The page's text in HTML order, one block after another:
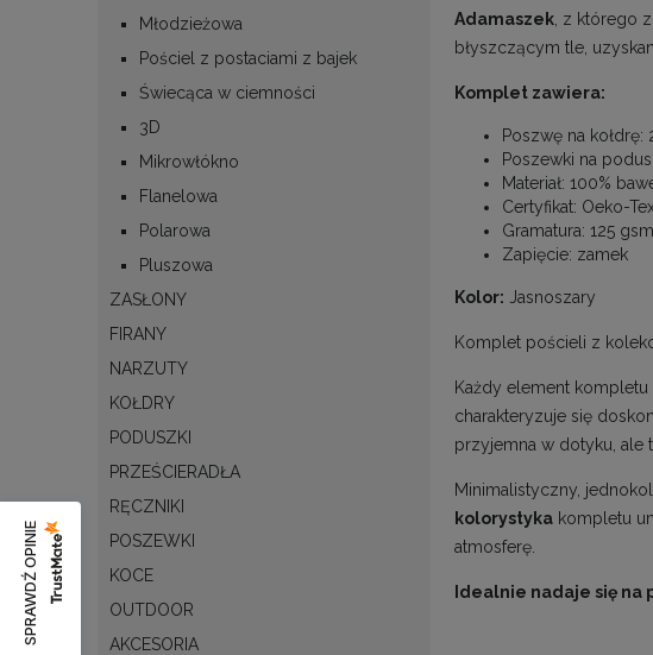
Młodzieżowa
Pościel z postaciami z bajek
Świecąca w ciemności
3D
Mikrowłókno
Flanelowa
Polarowa
Pluszowa
ZASŁONY
FIRANY
NARZUTY
KOŁDRY
PODUSZKI
PRZEŚCIERADŁA
RĘCZNIKI
POSZEWKI
KOCE
OUTDOOR
AKCESORIA
Adamaszek , z którego
błyszczącym tle,
Komplet zawiera:
Poszwę na kołdrę:
Poszewki na
Materiał: 100%
Certyfikat: Oeko-
Gramatura: 125 gsm
Zapięcie: zamek
Kolor: Jasnoszary
Komplet pościeli z
Każdy element kompletu
charakteryzuje się
przyjemna w dotyku, ale
Minimalistyczny,
kolorystyka kompletu
atmosferę.
Idealnie nadaje się na
SPRAWDŹ OPINIE